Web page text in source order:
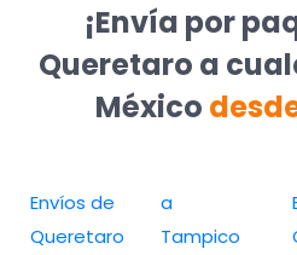
¡Envía por
Queretaro a
México
Envíos de
Queretaro
a
Tampico